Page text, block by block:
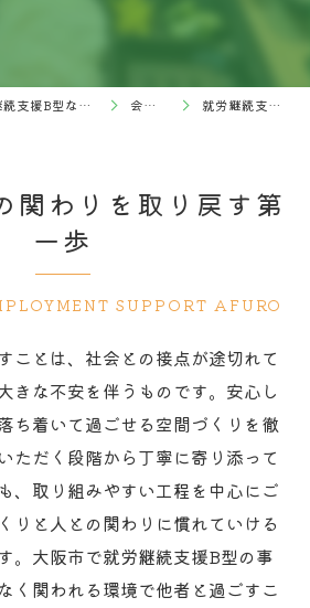
大阪府大阪市の就労継続支援B型なら株式会社あふろ 会社概要 就労継続支援あふろ
関わりを取り戻す第
一歩
SUPPORT AFURO
ことは、社会との接点が途切れて
きな不安を伴うものです。安心し
ち着いて過ごせる空間づくりを徹
ただく段階から丁寧に寄り添って
、取り組みやすい工程を中心にご
りと人との関わりに慣れていける
。大阪市で就労継続支援B型の事
く関われる環境で他者と過ごすこ